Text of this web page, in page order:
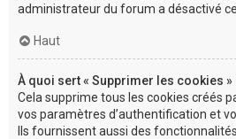
administrateur du forum a désactivé
Haut
À quoi sert « Supprimer les cookies »
Cela supprime tous les cookies créés
vos paramètres d’authentification et
Ils fournissent aussi des